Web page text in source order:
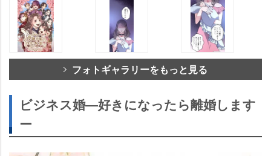
フォトギャラリーをもっと見る
ビジネス婚―好きになったら離婚します
ー